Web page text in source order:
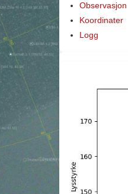
Observasjon
Koordinater
Logg